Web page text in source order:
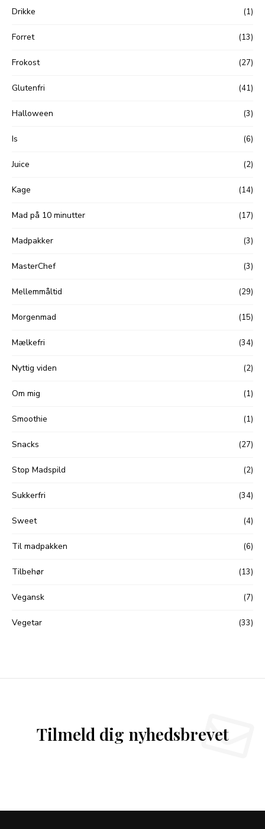
Drikke (1)
Forret (13)
Frokost (27)
Glutenfri (41)
Halloween (3)
Is (6)
Juice (2)
Kage (14)
Mad på 10 minutter (17)
Madpakker (3)
MasterChef (3)
Mellemmåltid (29)
Morgenmad (15)
Mælkefri (34)
Nyttig viden (2)
Om mig (1)
Smoothie (1)
Snacks (27)
Stop Madspild (2)
Sukkerfri (34)
Sweet (4)
Til madpakken (6)
Tilbehør (13)
Vegansk (7)
Vegetar (33)
Tilmeld dig nyhedsbrevet